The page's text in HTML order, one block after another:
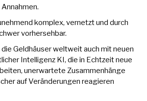
komplex, vernetzt und durch
vorhersehbar.
Geldhäuser weltweit auch mit neuen
Intelligenz KI, die in Echtzeit neue
unerwartete Zusammenhänge
auf Veränderungen reagieren